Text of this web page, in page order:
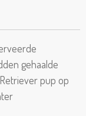
gehaalde
pup op